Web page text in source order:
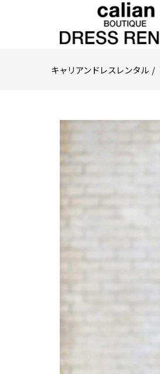
キャリアンドレスレンタル